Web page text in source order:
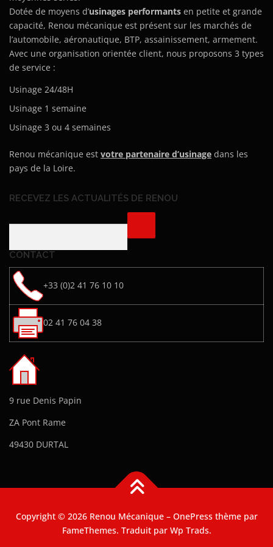
Dotée de moyens d’usinages performants en petite et grande
capacité, Renou mécanique est présent sur les marchés de
l’automobile, aéronautique, BTP, assainissement, armement.
Avec une organisation orientée client, nous proposons 3 types
de service :
Usinage 24/48H
Usinage 1 semaine
Usinage 3 ou 4 semaines
Renou mécanique est votre partenaire d’usinage dans les
pays de la Loire.
RECEVEZ LES ACTUALITÉS DE RENOU
CONTACT
+33 (0)2 41 76 10 10
02 41 76 04 38
9 rue Denis Papin
ZA Pont Rame
49430 DURTAL
Copyright © 2026 Renou Mécanique – OnePressthème par
FameThemes. Traduit par Wp Trads.